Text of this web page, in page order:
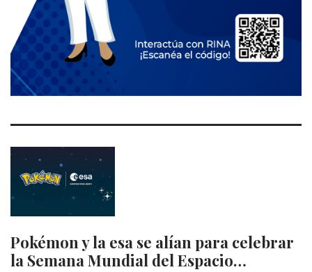
Pokémon y la esa se alían para celebrar
la Semana Mundial del Espacio…